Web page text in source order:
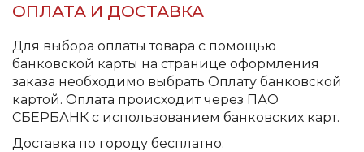
ОПЛАТА И ДОСТАВКА
Для выбора оплаты товара с помощью
банковской карты на странице оформления
заказа необходимо выбрать Оплату банковской
картой. Оплата происходит через ПАО
СБЕРБАНК с использованием банковских карт.
Доставка по городу бесплатно.